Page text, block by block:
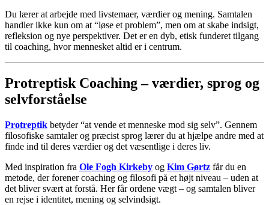
Du lærerat arbejde med livstemaer, værdierog mening. Samtalen
handlerikke kun om at “løse et problem”, men om at skabe indsigt,
refleksion og nye perspektiver. Det eren dyb, etisk funderet tilgang
til coaching, hvormennesket altid eri centrum.
Protreptisk Coaching –værdier, sprog og
selvforståelse
Protreptik betyder “at vende et menneske mod sig selv”. Gennem
filosofiske samtalerog præcist sprog lærerdu at hjælpe andre med at
finde ind til deres værdierog det væsentlige i deres liv.
Med inspiration fra Ole Fogh Kirkeby og Kim Gørtz fårdu en
metode, derforenercoaching og filosofi på et højt niveau – uden at
det bliversvært at forstå. Herfårordene vægt – og samtalen bliver
en rejse i identitet, mening og selvindsigt.